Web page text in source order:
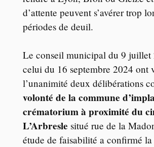
d’attente peuvent s’avérer trop
périodes de deuil.
Le conseil municipal du 9 juillet
celui du 16 septembre 2024 ont
l’unanimité deux délibérations
volonté de la commune
crématorium à proximité du
L’Arbresle situé rue de la
étude de faisabilité a confirmé